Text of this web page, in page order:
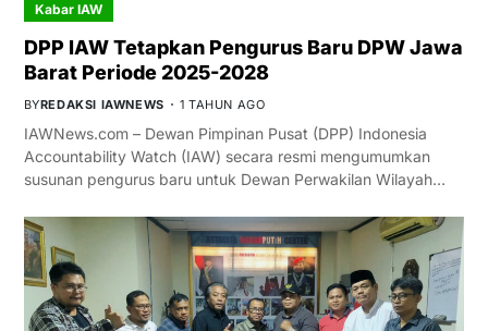
Kabar IAW
DPP IAW Tetapkan Pengurus Baru DPW Jawa
Barat Periode 2025-2028
BYREDAKSI IAWNEWS 1 TAHUN AGO
IAWNews.com – Dewan Pimpinan Pusat (DPP) Indonesia
Accountability Watch (IAW) secara resmi mengumumkan
susunan pengurus baru untuk Dewan Perwakilan Wilayah…